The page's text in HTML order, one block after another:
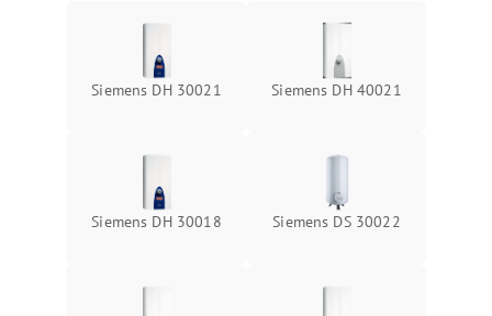
Siemens DH 30021 Siemens DH 40021
Siemens DH 30018 Siemens DS 30022